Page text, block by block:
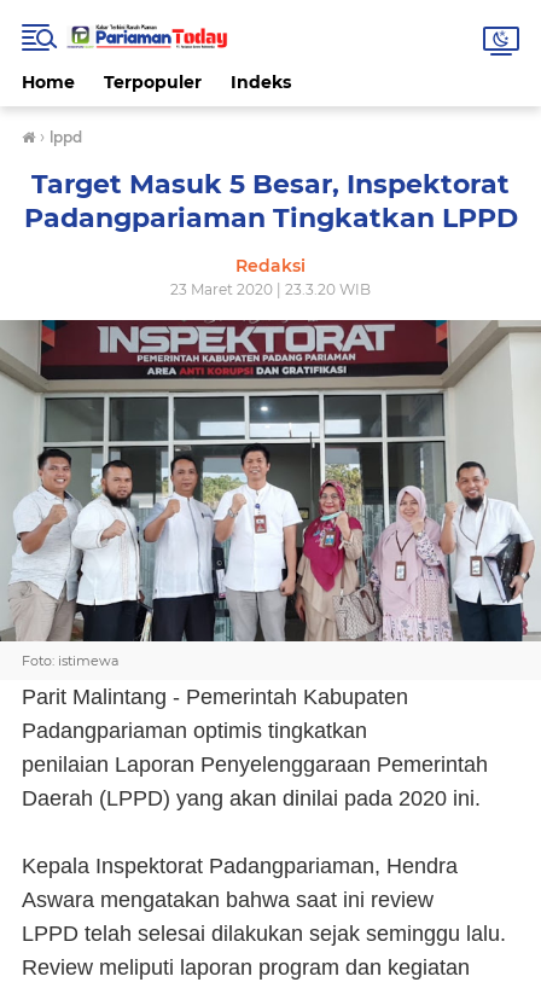
Home Terpopuler Indeks
› lppd
Target Masuk 5 Besar, Inspektorat
Padangpariaman Tingkatkan LPPD
Redaksi
23 Maret 2020 | 23.3.20 WIB
Foto: istimewa
Parit Malintang - Pemerintah Kabupaten
Padangpariaman optimis tingkatkan
penilaian Laporan Penyelenggaraan Pemerintah
Daerah (LPPD) yang akan dinilai pada 2020 ini.
Kepala Inspektorat Padangpariaman, Hendra
Aswara mengatakan bahwa saat ini review
LPPD telah selesai dilakukan sejak seminggu lalu.
Review meliputi laporan program dan kegiatan